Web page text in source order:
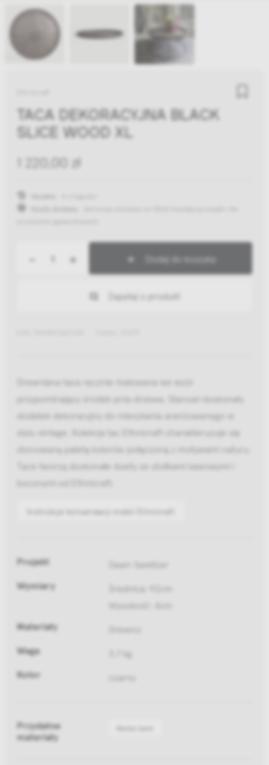
TACA DEKORACYJNA BLACK
SLICE WOOD XL
1 220,00 zł
+ Dodaj do koszyka
Zapytaj o produkt
Drewniana taca ręcznie malowana we wzór
przypominający środek pnia drzewa. Stanowi doskonały
dodatek dekoracyjny do mieszkania aranżowanego w
stylu vintage. Kolekcja tac Ethnicraft charakteryzuje się
stonowaną paletą kolorów połączoną z motywami natury.
Tace tworzą doskonałe duety ze stolikami kawowymi i
bocznymi od Ethnicraft.
Instrukcje konserwacji mebli Ethnicraft
Projekt Dawn Sweitzer
Wymiary
Średnica: 92cm
Wysokość: 4cm
Materiały Drewno
Waga 3.7 kg
Kolor czarny
Przydatne
materiały
Media bank